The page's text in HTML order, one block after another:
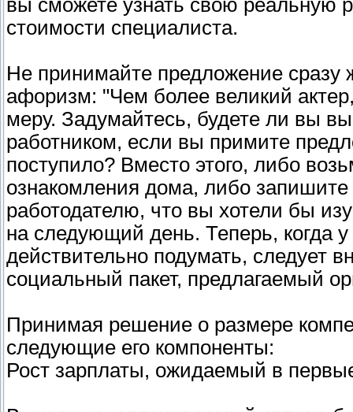
вы сможете узнать свою реальную
стоимости специалиста.
Не принимайте предложение сразу
афоризм: "Чем более великий
меру. Задумайтесь, будете ли вы
работником, если вы примите
поступило? Вместо этого, либо
ознакомления дома, либо
работодателю, что вы хотели бы
на следующий день. Теперь, когда
действительно подумать, следует
социальный пакет, предлагаемый
Принимая решение о размере
следующие его компоненты:
Рост зарплаты, ожидаемый в